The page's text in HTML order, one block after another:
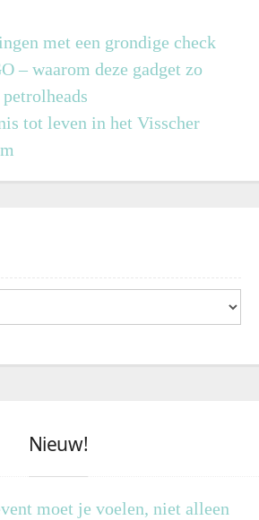
met een grondige check
– waarom deze gadget zo
tot leven in het Visscher
Nieuw!
moet je voelen, niet alleen